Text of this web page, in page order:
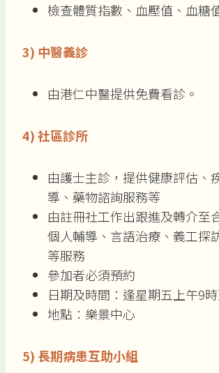
檢查體質指數、血壓值、血糖
3) 中醫義診
由港仁中醫提供免費看診。
4)社區診所
由護士主診，提供健康評估、
導、藥物諮詢服務等
由註冊社工作出跟進及轉介至
個人輔導、言語治療、義工探
等服務
參加者必須預約
日期及時間：逢星期五上午9
地點：樂景中心
5)長期病患互助小組